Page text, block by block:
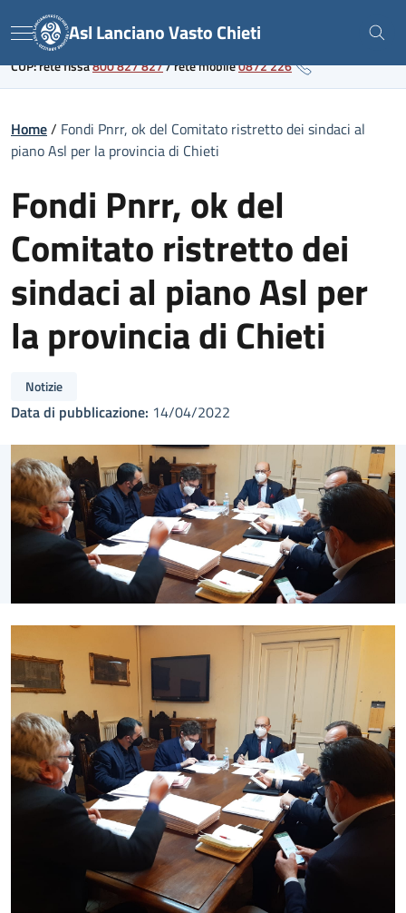
to
content
Link al portale sanitario regionale
Menu Asl Lanciano Vasto Chieti
CUP: rete fissa800 827 827/rete mobile0872 226
Home/ Fondi Pnrr, ok del Comitato ristretto dei sindaci al
piano Asl per la provincia di Chieti
Fondi Pnrr, ok del
Comitato ristretto dei
sindaci al piano Asl per
la provincia di Chieti
Notizie
Data di pubblicazione: 14/04/2022